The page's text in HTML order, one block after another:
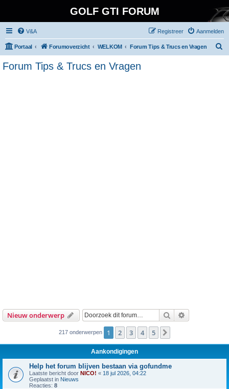
GOLF GTI FORUM
V&A Aanmelden
Registreer
Portaal Forumoverzicht WELKOM Forum Tips & Trucs en Vragen
Forum Tips & Trucs en Vragen
Nieuw onderwerp Zoek
217 onderwerpen 1 2 3 4 5
Aankondigingen
Help het forum blijven bestaan via gofundme
Laatste bericht door NICO! « 18 jul 2026, 04:22
Geplaatst in Nieuws
Reacties: 8